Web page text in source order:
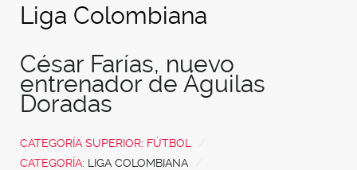
Liga Colombiana
César Farías, nuevo
entrenador de Águilas
Doradas
CATEGORÍA SUPERIOR: FÚTBOL
CATEGORÍA: LIGA COLOMBIANA